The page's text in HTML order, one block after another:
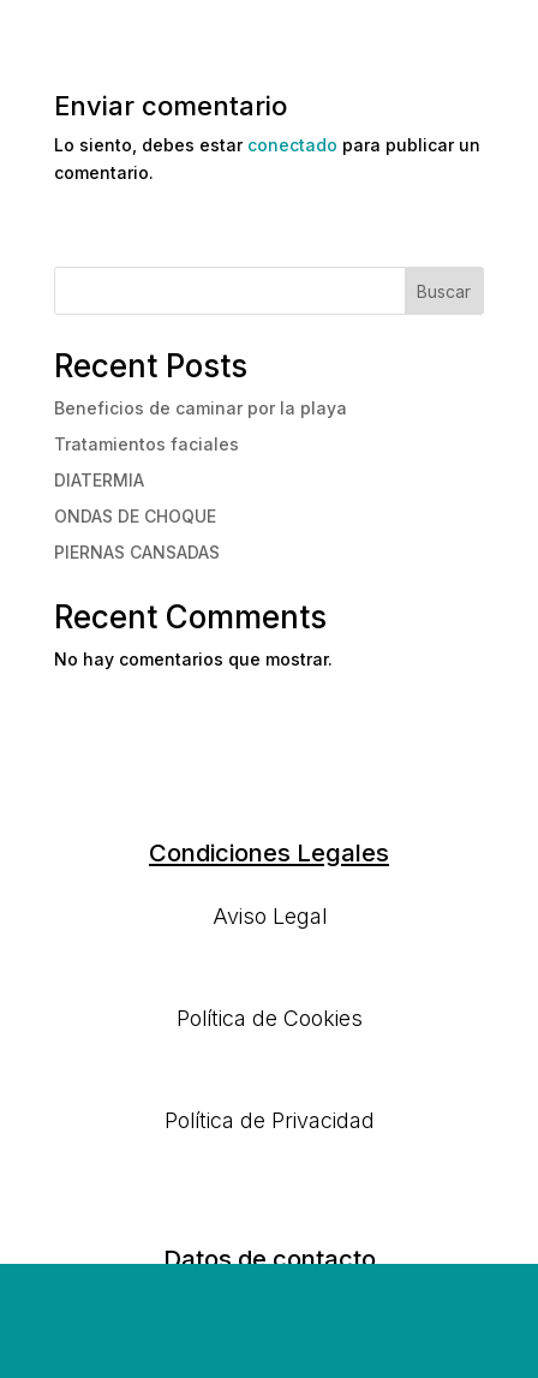
Enviar comentario
Lo siento, debes estar conectado para publicar un
comentario.
Buscar
Recent Posts
Beneficios de caminar por la playa
Tratamientos faciales
DIATERMIA
ONDAS DE CHOQUE
PIERNAS CANSADAS
Recent Comments
No hay comentarios que mostrar.
Condiciones Legales
Aviso Legal
Política de Cookies
Política de Privacidad
Datos de contacto